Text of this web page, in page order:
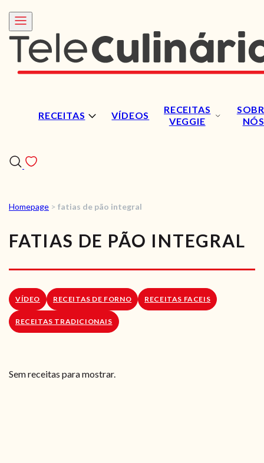
RECEITAS VÍDEOS
RECEITAS
VEGGIE
NÓS
RECEITAS
VÍDEOS
RECEITAS VEGGIE
SOBRE NÓS
LOJA ONLINE
Homepage > fatias de pão integral
FATIAS DE PÃO INTEGRAL
VÍDEO RECEITAS DE FORNO RECEITAS FACEIS
RECEITAS TRADICIONAIS
Sem receitas para mostrar.